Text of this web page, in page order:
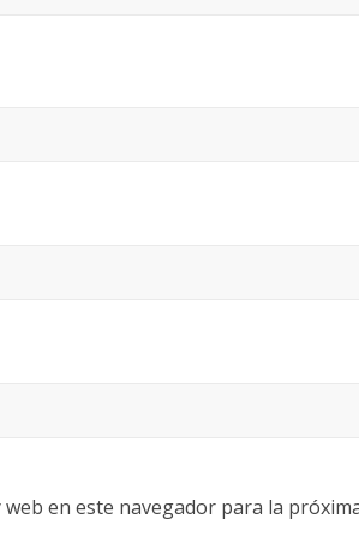
en este navegador para la